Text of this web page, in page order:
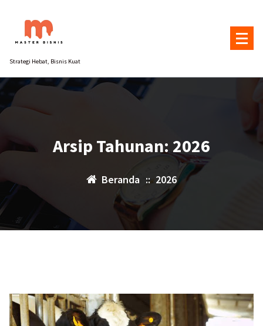
konten
Strategi Hebat, Bisnis Kuat
Arsip Tahunan: 2026
Beranda :: 2026